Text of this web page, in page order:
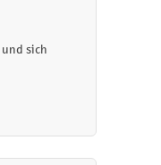
sich